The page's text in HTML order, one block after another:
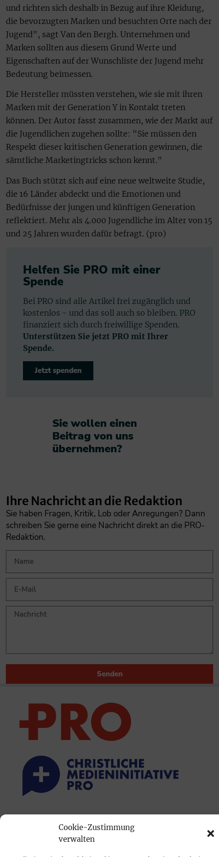
Cookie-Zustimmung
verwalten
und richten sich deshalb in Bezug auf ihre Kleidung,
die bevorzugten Marken und besuchten Orte nach der
Jugend", sagt Van den Bergh. Unternehmen und
Marken sollten aus diesem Grund Werte und
Eigenschaften auf der Wunschliste der Jugend mehr
Bedeutung beimessen.
Die Hersteller müssten verstehen, wie sie mit ihren
Marken mit der Generation Y in Kontakt treten
können. Der Autor fasst zusammen, wie der Markt auf
die Jugendlichen zugehen sollte: "Sie müssen den
Respekt dieser kritischen Generation gewinnen, die
sämtliche Marketingtricks schon kennt."
Das Buch stützt sich auf eine neue weltweite Studie,
die 16 Länder abdeckt und die Emotionen und
Bedürfnisse der jungen und künftigen Generation
reflektiert. Mehr als 4.000 Jugendliche im Alter von 15
und 25 Jahren wurden dafür befragt. (pro)
Helfen Sie PRO mit einer
Spende
Bei PRO sind alle Artikel frei zugänglich und
kostenlos - und das soll auch so bleiben. PRO
finanziert sich durch freiwillige Spenden.
Unterstützen Sie jetzt PRO mit Ihrer
Spende.
Jetzt spenden
Sie wollen einen
Beitrag von uns
übernehmen?​
Ihre Nachricht an die Redaktion
Sie haben Fragen, Kritik, Lob oder Anregungen? Dann
schreiben Sie gerne eine Nachricht direkt an die PRO-
Redaktion.
Senden
PRINTAUSGABE
Mediadaten